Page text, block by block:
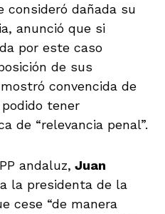
consideró dañada su
anunció que si
por este caso
de sus
convencida de
tener
de “relevancia penal”.
andaluz, Juan
la presidenta de la
cese “de manera